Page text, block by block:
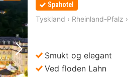
Næste billede
Spahotel
Tyskland › Rheinland-Pfalz ›
Smukt og elegant
Ved floden Lahn